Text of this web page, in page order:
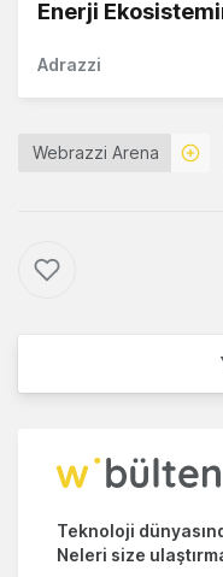
Enerji
Adrazzi
Webrazzi Arena
Teknoloji
Neleri size